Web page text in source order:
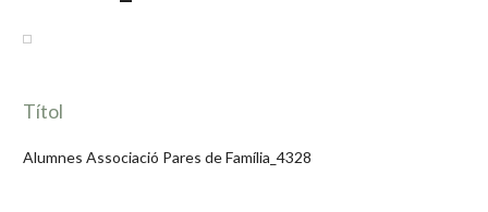
Títol
Alumnes Associació Pares de Família_4328